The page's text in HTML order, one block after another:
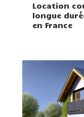
Location
longue
en France